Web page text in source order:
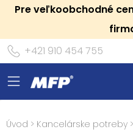
Pre veľkoobchodné
+421 910 454 755
Úvod > Kancelárske potreby >